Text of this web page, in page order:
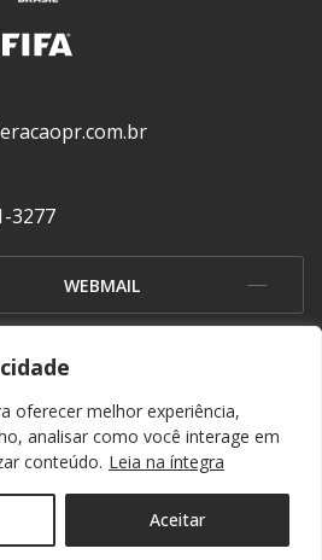
oferecer melhor experiência,
analisar como você interage em
conteúdo. Leia na íntegra
Aceitar
3277
WEBMAIL
OUVIDORIA
de Futebol. Todos os direitos reservados. By